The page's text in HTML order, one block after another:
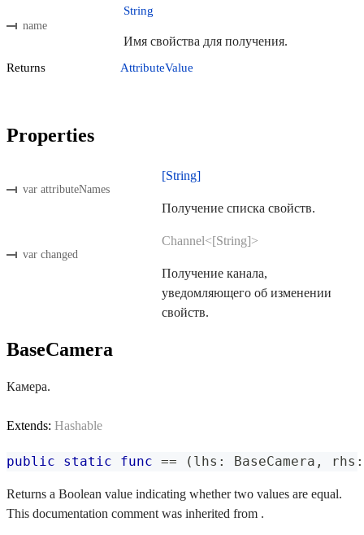
name
String
Имя свойства для получения.
Returns AttributeValue
Properties
var attributeNames
[String]
Получение списка свойств.
var changed
Channel<[String]>
Получение канала,
уведомляющего об изменении
свойств.
BaseCamera
Камера.
Extends: Hashable
public static func == ( lhs : BaseCamera , rhs :
Returns a Boolean value indicating whether two values are equal.
This documentation comment was inherited from .